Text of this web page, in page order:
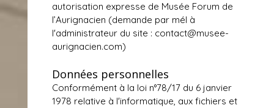
autorisation expresse de Musée Forum de
l’Aurignacien (demande par mél à
l'administrateur du site : contact@musee-
aurignacien.com)
Données personnelles
Conformément à la loi n°78/17 du 6 janvier
1978 relative à l'informatique, aux fichiers et